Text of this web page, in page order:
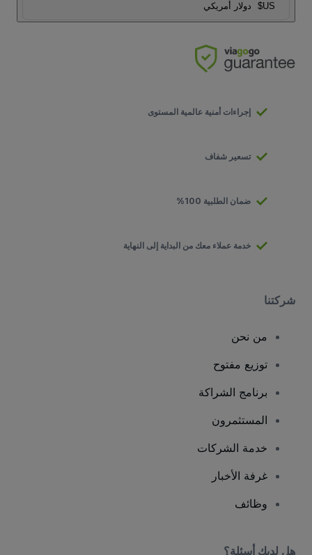
US$ دولار أمريكي
إجراءات أمنية عالمية المستوى
تسعير شفاف
ضمان الطلبية 100%
خدمة عملاء معك من البداية إلى النهاية
شركتنا
من نحن
توزيع مفتوح
برنامج الشراكة
المستثمرون
خدمة الشركات
غرفة الأخبار
وظائف
هل لديك أسئلة؟